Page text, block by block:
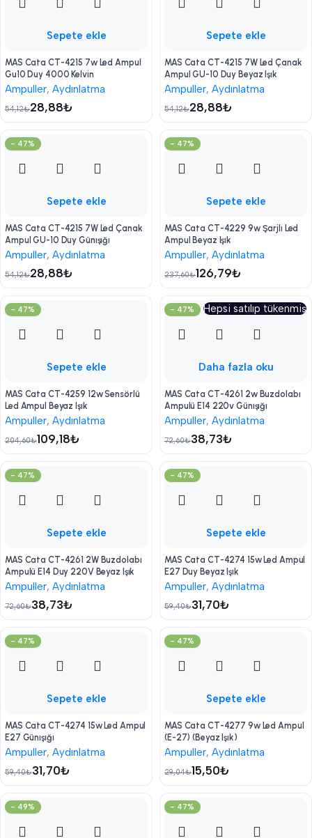
Sepete ekle
MAS Cata CT-4215 7w Led Ampul
Gu10 Duy 4000 Kelvin
Ampuller, Aydınlatma
54,12₺28,88₺
Sepete ekle
MAS Cata CT-4215 7W Led Çanak
Ampul GU-10 Duy Beyaz Işık
Ampuller, Aydınlatma
54,12₺28,88₺
- 47%
Sepete ekle
MAS Cata CT-4215 7W Led Çanak
Ampul GU-10 Duy Günışığı
Ampuller, Aydınlatma
54,12₺28,88₺
- 47%
Sepete ekle
MAS Cata CT-4229 9w Şarjlı Led
Ampul Beyaz Işık
Ampuller, Aydınlatma
237,60₺126,79₺
- 47%
Sepete ekle
MAS Cata CT-4259 12w Sensörlü
Led Ampul Beyaz Işık
Ampuller, Aydınlatma
204,60₺109,18₺
- 47% Hepsi satılıp tükenmiş
Daha fazla oku
MAS Cata CT-4261 2w Buzdolabı
Ampulü E14 220v Günışığı
Ampuller, Aydınlatma
72,60₺38,73₺
- 47%
Sepete ekle
MAS Cata CT-4261 2W Buzdolabı
Ampulü E14 Duy 220V Beyaz Işık
Ampuller, Aydınlatma
72,60₺38,73₺
- 47%
Sepete ekle
MAS Cata CT-4274 15w Led Ampul
E27 Duy Beyaz Işık
Ampuller, Aydınlatma
59,40₺31,70₺
- 47%
Sepete ekle
MAS Cata CT-4274 15w Led Ampul
E27 Günışığı
Ampuller, Aydınlatma
59,40₺31,70₺
- 47%
Sepete ekle
MAS Cata CT-4277 9w Led Ampul
(E-27) (Beyaz Işık)
Ampuller, Aydınlatma
29,04₺15,50₺
- 49% - 47%